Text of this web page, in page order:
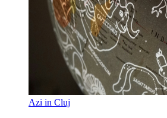
Azi in Cluj